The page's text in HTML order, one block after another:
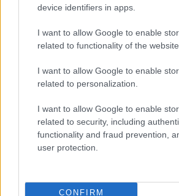
device identifiers in apps.
I want to allow Google to enable
related to functionality of the
I want to allow Google to enable
related to personalization.
I want to allow Google to enable
related to security, including
functionality and fraud prevention,
user protection.
CONFIRM